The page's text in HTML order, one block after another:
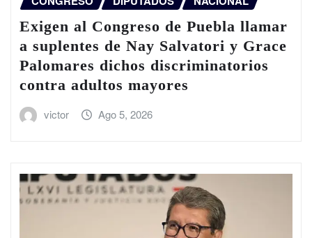
Exigen al Congreso de Puebla llamar
a suplentes de Nay Salvatori y Grace
Palomares dichos discriminatorios
contra adultos mayores
victor Ago 5, 2026